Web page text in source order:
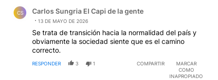
CS Carlos Sungria El Capi de la gente
13 DE MAYO DE 2026
Se trata de transición hacia la normalidad del país y
obviamente la sociedad siente que es el camino
correcto.
RESPONDER 3 1 COMPARTIR
MARCAR
COMO
INAPROPIADO